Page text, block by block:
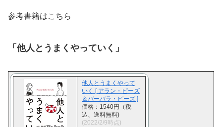
参考書籍はこちら
「他人とうまくやっていく」
他人とうまくやって
いく [ アラン・ピーズ
＆バーバラ・ピーズ ]
価格：1540円（税
込、送料無料)
(2022/2/9時点)